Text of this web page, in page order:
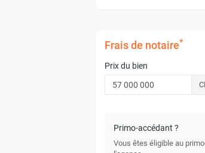
Frais de notaire*
Prix du bien
Primo-accédant ?
Vous êtes éligible au